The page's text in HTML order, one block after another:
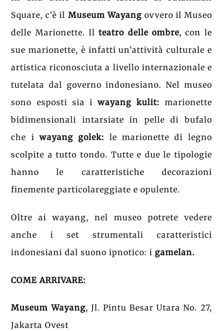
Square, c’è il Museum Wayangovvero il Museo
delle Marionette. Ilteatro delle ombre, con le
sue marionette, è infatti un’attività culturale e
artistica riconosciuta a livello internazionale e
tutelata dal governo indonesiano. Nel museo
sono esposti sia iwayang kulit: marionette
bidimensionali intarsiate in pelle di bufalo
che iwayang golek: le marionette di legno
scolpite a tutto tondo. Tutte e due le tipologie
hanno le caratteristiche decorazioni
finemente particolareggiate e opulente.
Oltre ai wayang, nel museo potrete vedere
anche i set strumentali caratteristici
indonesiani dal suono ipnotico: i gamelan.
COME ARRIVARE:
Museum Wayang, Jl. Pintu Besar Utara No. 27,
Jakarta Ovest